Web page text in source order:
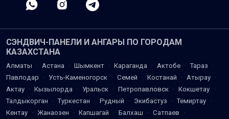
СЭНДВИЧ-ПАНЕЛИ И АНГАРЫ ПО ГОРОДАМ
КАЗАХСТАНА
Алматы · Астана · Шымкент · Караганда · Актобе · Тараз
·
Павлодар
· Усть-Каменогорск · Семей · Костанай · Атырау ·
Актау · Кызылорда · Уральск · Петропавловск · Кокшетау ·
Талдыкорган
· Туркестан · Рудный · Экибастуз · Темиртау ·
Кентау · Жанаозен · Капшагай · Балхаш · Сатпаев ·